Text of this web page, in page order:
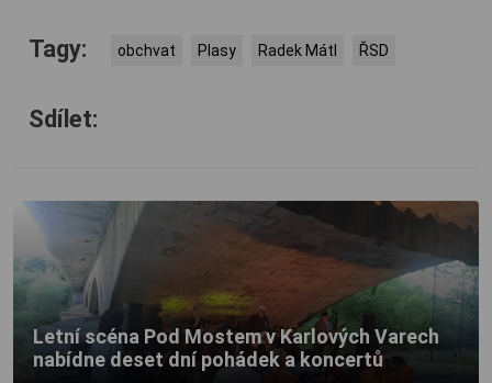
Tagy: obchvat Plasy Radek Mátl ŘSD
Sdílet:
Letní scéna Pod Mostem v Karlových Varech
nabídne deset dní pohádek a koncertů